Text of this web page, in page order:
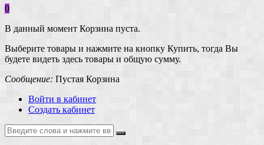
0
В данный момент Корзина пуста.
Выберите товары и нажмите на кнопку Купить, тогда Вы
будете видеть здесь товары и общую сумму.
Сообщение: Пустая Корзина
Войти в кабинет
Создать кабинет